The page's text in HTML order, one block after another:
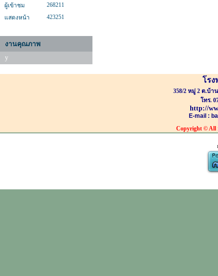
ผู้เข้าชม
268211
แสดงหน้า
423251
งานคุณภาพ
y
โร
358/2 หมู่ 2 ต.บ้า
โทร.
http://
E-mail :
Copyright© All